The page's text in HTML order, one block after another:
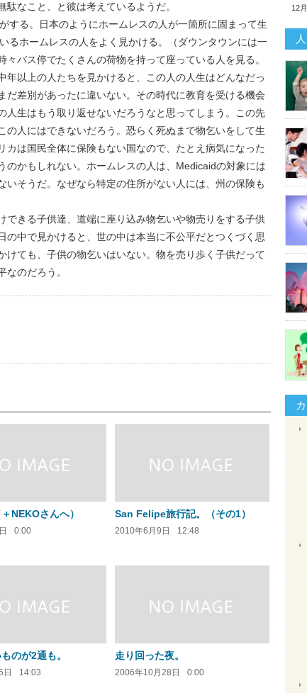
なこと、と彼は考えているようだ。
する。日本のようにホームレスの人が一箇所に固まって生
るホームレスの人をよく見かける。（ダウンタウンには一
バス停でたくさんの荷物を持って座っている人を見る。
以上の人たちを見かけると、この人の人生はどんなだっ
だ差別があったに違いない。その時代に教育を受ける機会
人生はもう取り返せないだろうなと思ってしまう。この先
人にはできないだろう。恐らく死ぬまで物乞いをして生
カは国民全体に保険もない国なので、たとえ病気になった
のかもしれない。ホームレスの人は、Medicaidの対象には
そうだ。なぜなら特定の住所がない人には、州の保険も
できる子供達、道端に座り込み物乞いや物売りをする子供
の中で見かけると、世の中は本当に不公平だとつくづく思
けても、子供の物乞いはいない。物を売り歩く子供だって
のだろう。
NEKOさんへ）
0:00
San Felipe旅行記。（その1）
2010年6月9日 12:48
のが2通も。
日 14:03
走り回った夜。
2006年10月28日 0:00
12